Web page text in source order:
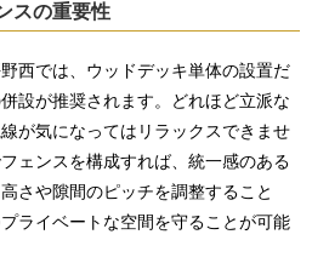
スの重要性
西では、ウッドデッキ単体の設置だ
設が推奨されます。どれほど立派な
が気になってはリラックスできませ
ェンスを構成すれば、統一感のある
さや隙間のピッチを調整すること
ライベートな空間を守ることが可能